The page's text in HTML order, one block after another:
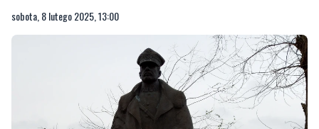
sobota, 8 lutego 2025, 13:00